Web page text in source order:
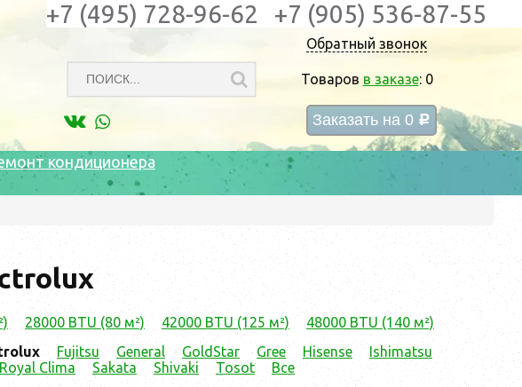
Обратный звонок
Товаров в заказе: 0
Заказать на 0 c
+7 (495) 728-96-62 +7 (905) 536-87-55
кондиционера
28000 BTU (80 м²) 42000 BTU (125 м²)
48000 BTU (140 м²)
Fujitsu General GoldStar Gree Hisense
Ishimatsu
Royal Clima Sakata Shivaki Tosot
Все